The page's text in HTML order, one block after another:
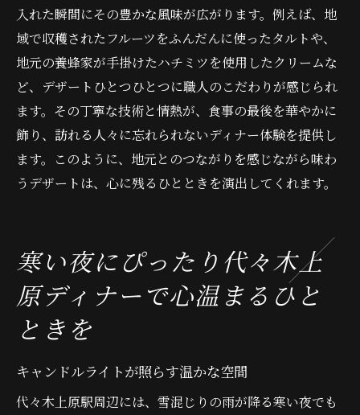
入れた瞬間にその豊かな風味が広がります。例えば、地
域で収穫されたフルーツをふんだんに使ったタルトや、
地元の養蜂家が手掛けたハチミツを使用したクリームな
ど、デザートひとつひとつに職人のこだわりが感じられ
ます。その丁寧な技術と情熱が、食事の最後を華やかに
飾り、訪れる人々に忘れられないディナー体験を提供し
ます。このように、地元とのつながりを感じながら味わ
うデザートは、心に残るひとときを演出してくれます。
寒い夜にぴったり代々木上
原ディナーで心温まるひと
ときを
キャンドルライトが照らす温かな空間
代々木上原駅周辺には、雪混じりの雨が降る寒い夜でも